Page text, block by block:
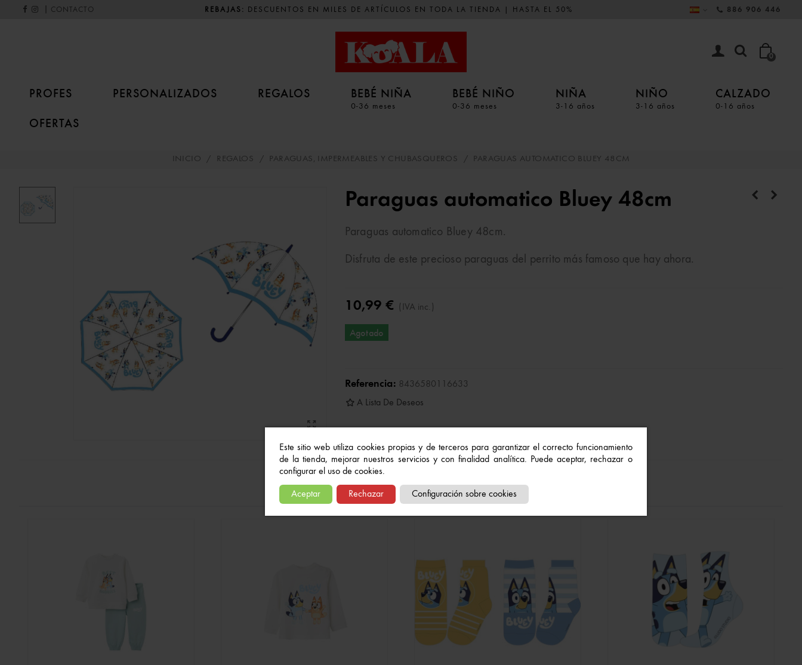
Este sitio web utiliza cookies propias y de terceros para garantizar el correcto funcionamiento
de la tienda, mejorar nuestros servicios y con finalidad analítica. Puede aceptar, rechazar o
configurar el uso de cookies.
Aceptar Rechazar Configuración sobre cookies
CONTACTO REBAJAS: DESCUENTOS EN MILES DE ARTÍCULOS EN TODA LA TIENDA | HASTA EL 50% 886 906 446
0
PROFES PERSONALIZADOS REGALOS BEBÉ NIÑA
0-36 meses
BEBÉ NIÑO
0-36 meses
NIÑA
3-16 años
NIÑO
3-16 años
CALZADO
0-16 años
OFERTAS
INICIO / REGALOS / PARAGUAS, IMPERMEABLES Y CHUBASQUEROS / PARAGUAS AUTOMATICO BLUEY 48CM
Paraguas automatico Bluey 48cm
Paraguas automatico Bluey 48cm.
Disfruta de este precioso paraguas del perrito más famoso que hay ahora.
10,99 € (IVA inc.)
Agotado
Referencia: 8436580116633
A Lista De Deseos
Quizás también te gusten...